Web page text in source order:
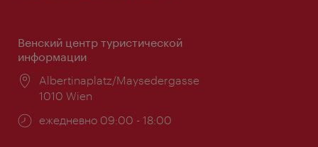
Венский центр туристической
информации
Расположение:
Albertinaplatz/Maysedergasse
1010 Wien
Часы
ежедневно 09:00 - 18:00